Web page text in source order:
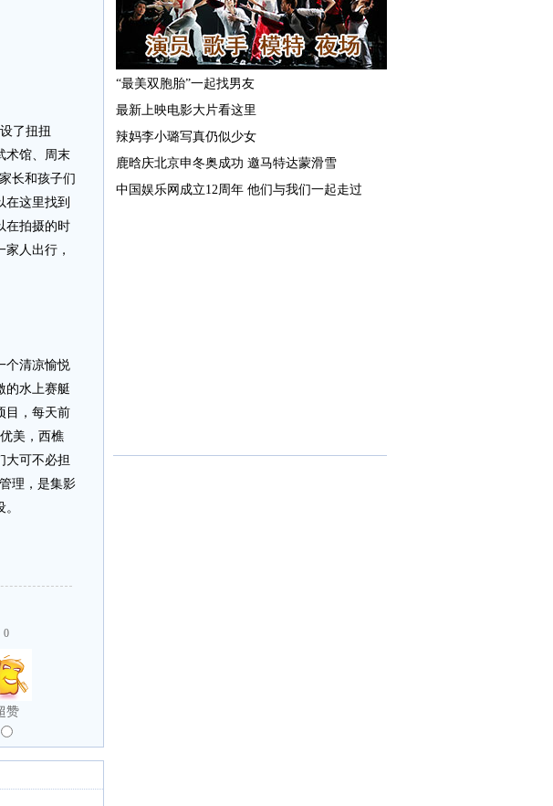
了扭扭
术馆、周末
长和孩子们
在这里找到
在拍摄的时
人出行，
个清凉愉悦
的水上赛艇
目，每天前
美，西樵
大可不必担
理，是集影
0
赞